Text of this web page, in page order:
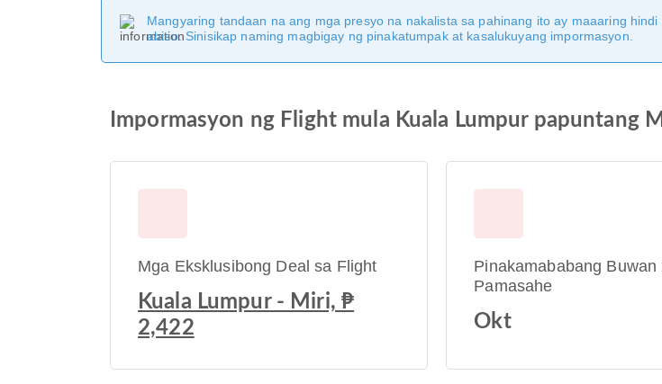
Mangyaring tandaan na ang mga presyo na nakalista sa pahinang ito ay maaaring
abiso. Sinisikap naming magbigay ng pinakatumpak at kasalukuyang impormasyon.
Impormasyon ng Flight mula Kuala Lumpur papuntang
Mga Eksklusibong Deal sa Flight
Kuala Lumpur - Miri, ₱
2,422
Pinakamababang Buwan
Pamasahe
Okt